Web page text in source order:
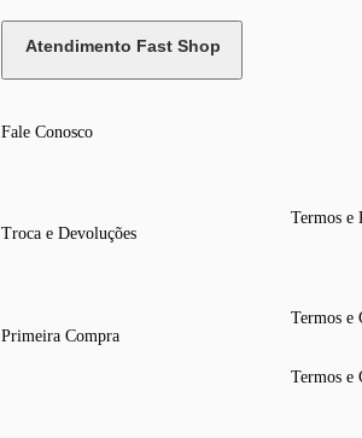
Atendimento Fast Shop
Fale Conosco
Troca e Devoluções
Primeira Compra
Termos e
Termos e
Termos e